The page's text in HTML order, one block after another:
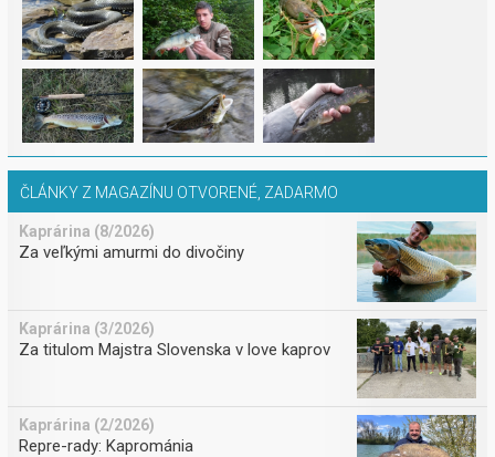
ČLÁNKY Z MAGAZÍNU OTVORENÉ, ZADARMO
Kaprárina (8/2026)
Za veľkými amurmi do divočiny
Kaprárina (3/2026)
Za titulom Majstra Slovenska v love kaprov
Kaprárina (2/2026)
Repre-rady: Kaprománia